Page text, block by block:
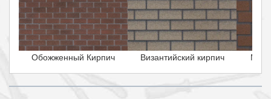
Обожженный Кирпич Византийский кирпич